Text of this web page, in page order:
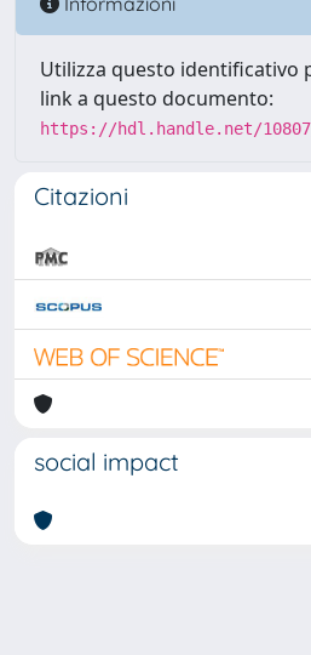
Utilizza questo identificativo
link a questo documento:
https://hdl.handle.net/
Citazioni
social impact